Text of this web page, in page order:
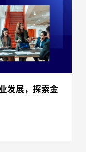
发展，探索金